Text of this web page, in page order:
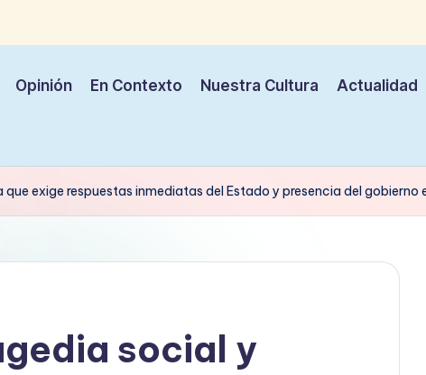
Opinión En Contexto Nuestra Cultura Actualidad
exige respuestas inmediatas del Estado y presencia del gobierno
social y